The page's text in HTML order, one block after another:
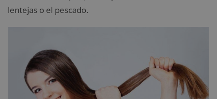
lentejas o el pescado.